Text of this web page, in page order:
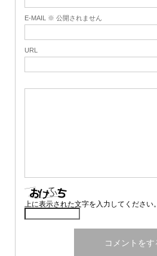
E-MAIL ※ 公開されません
URL
上に表示された文字を入力してください。